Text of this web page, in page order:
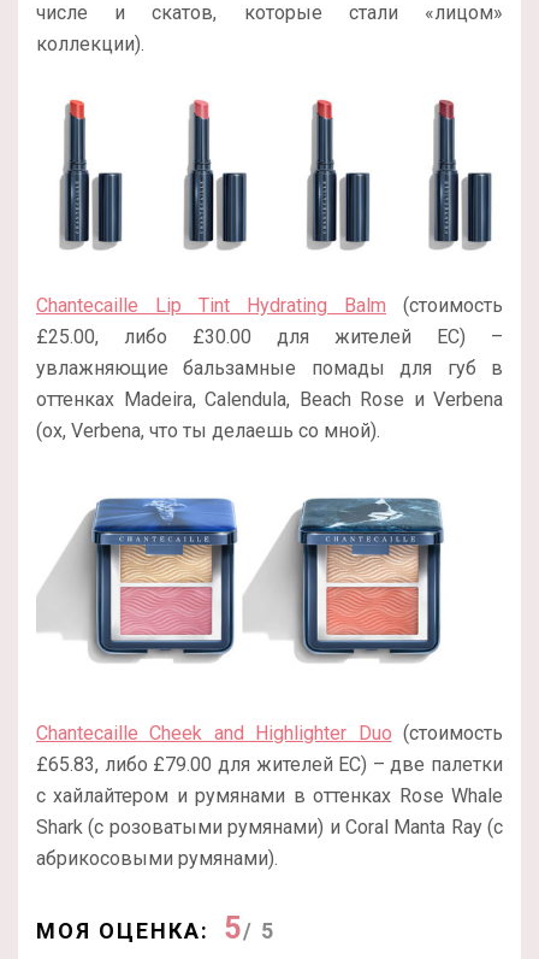
числе и скатов, которые стали «лицом»
коллекции).
Chantecaille Lip Tint Hydrating Balm (стоимость
£25.00, либо £30.00 для жителей ЕС) –
увлажняющие бальзамные помады для губ в
оттенках Madeira, Calendula, Beach Rose и Verbena
(ох, Verbena, что ты делаешь со мной).
Chantecaille Cheek and Highlighter Duo (стоимость
£65.83, либо £79.00 для жителей ЕС) – две палетки
с хайлайтером и румянами в оттенках Rose Whale
Shark (c розоватыми румянами) и Coral Manta Ray (с
абрикосовыми румянами).
МОЯ ОЦЕНКА: 5/ 5